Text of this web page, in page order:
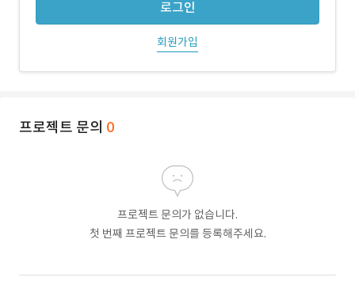
로그인
회원가입
프로젝트 문의 0
프로젝트 문의가 없습니다.
첫 번째 프로젝트 문의를 등록해주세요.